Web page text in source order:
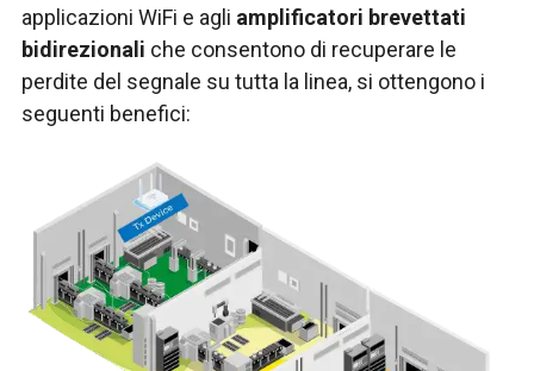
applicazioni WiFi e agli amplificatori brevettati
bidirezionali che consentono di recuperare le
perdite del segnale su tutta la linea, si ottengono i
seguenti benefici: